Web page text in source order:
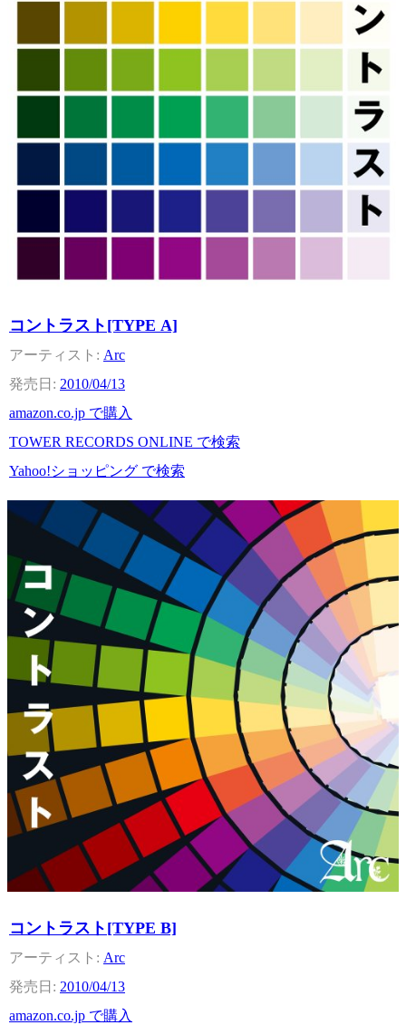
コントラスト[TYPE A]
Arc
2010/04/13
amazon.co.jp で購入
TOWER RECORDS ONLINE で検索
Yahoo!ショッピング で検索
コントラスト[TYPE B]
Arc
2010/04/13
amazon.co.jp で購入